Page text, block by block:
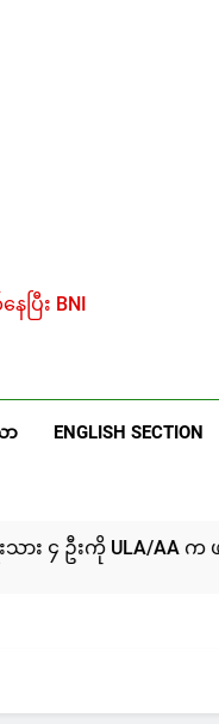
ြီး BNI
ာ ENGLISH SECTION
AA က ဖမ်းဆီးထားတ